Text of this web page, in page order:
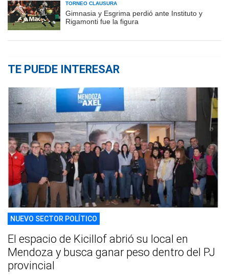
TORNEO CLAUSURA
Gimnasia y Esgrima perdió ante Instituto y
Rigamonti fue la figura
TE PUEDE INTERESAR
NUEVO SECTOR POLÍTICO
El espacio de Kicillof abrió su local en
Mendoza y busca ganar peso dentro del PJ
provincial